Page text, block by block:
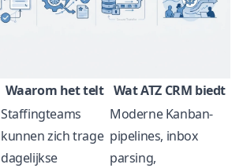
Waarom het telt Wat ATZ CRM biedt
Staffingteams
kunnen zich trage
dagelijkse
Moderne Kanban-
pipelines, inbox
parsing,